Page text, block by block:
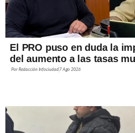
El PRO puso en duda la
del aumento a las tasas
PorRedacción Infociudad 7 Ago 2026